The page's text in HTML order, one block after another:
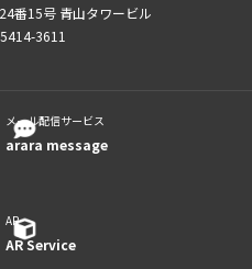
番15号 青山タワービル
3611
メール配信サービス
arara message
AR
AR Service